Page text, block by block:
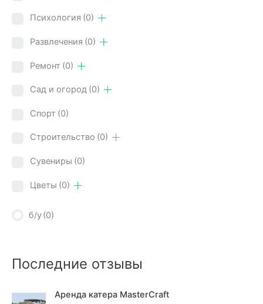
Психология (0)
Развлечения (0)
Ремонт (0)
Сад и огород (0)
Спорт (0)
Строительство (0)
Сувениры (0)
Цветы (0)
б/у(0)
Последние отзывы
Аренда катера MasterCraft